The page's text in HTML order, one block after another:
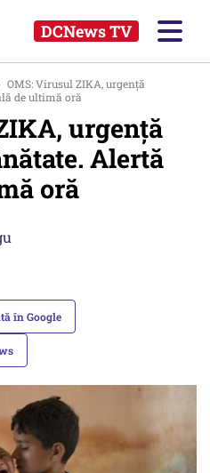
DCNews TV
OMS: Virusul ZIKA, urgență
de ultimă oră
urgență
Alertă
oră
în Google